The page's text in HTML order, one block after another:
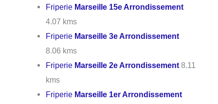
Friperie Marseille 15e Arrondissement
4.07 kms
Friperie Marseille 3e Arrondissement
8.06 kms
Friperie Marseille 2e Arrondissement 8.11
kms
Friperie Marseille 1er Arrondissement